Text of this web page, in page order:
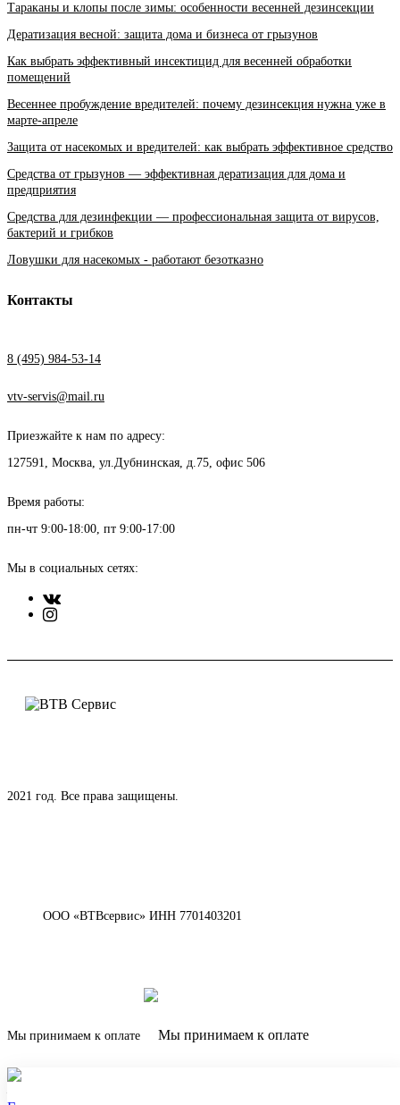
Тараканы и клопы после зимы: особенности весенней дезинсекции
Дератизация весной: защита дома и бизнеса от грызунов
Как выбрать эффективный инсектицид для весенней обработки
помещений
Весеннее пробуждение вредителей: почему дезинсекция нужна уже в
марте-апреле
Защита от насекомых и вредителей: как выбрать эффективное средство
Средства от грызунов — эффективная дератизация для дома и
предприятия
Средства для дезинфекции — профессиональная защита от вирусов,
бактерий и грибков
Ловушки для насекомых - работают безотказно
Контакты
8 (495) 984-53-14
vtv-servis@mail.ru
Приезжайте к нам по адресу:
127591, Москва, ул.Дубнинская, д.75, офис 506
Время работы:
пн-чт 9:00-18:00, пт 9:00-17:00
Мы в социальных сетях:
2021 год. Все права защищены.
ООО «ВТВсервис» ИНН 7701403201
Мы принимаем к оплате